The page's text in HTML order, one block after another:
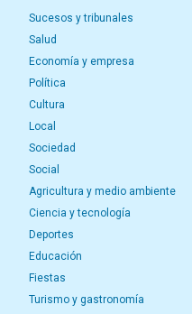
Sucesos y tribunales
Salud
Economía y empresa
Política
Cultura
Local
Sociedad
Social
Agricultura y medio ambiente
Ciencia y tecnología
Deportes
Educación
Fiestas
Turismo y gastronomía